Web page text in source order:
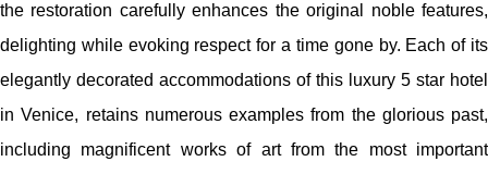
the restoration carefully enhances the original noble features,
delighting while evoking respect for a time gone by. Each of its
elegantly decorated accommodations of this luxury 5 star hotel
in Venice, retains numerous examples from the glorious past,
including magnificent works of art from the most important